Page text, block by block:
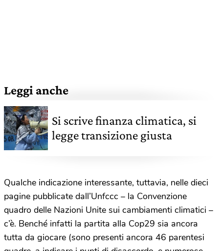
Leggi anche
Si scrive finanza climatica, si
legge transizione giusta
Qualche indicazione interessante, tuttavia, nelle dieci
pagine pubblicate dall’Unfccc – la Convenzione
quadro delle Nazioni Unite sui cambiamenti climatici –
c’è. Benché infatti la partita alla Cop29 sia ancora
tutta da giocare (sono presenti ancora 46 parentesi